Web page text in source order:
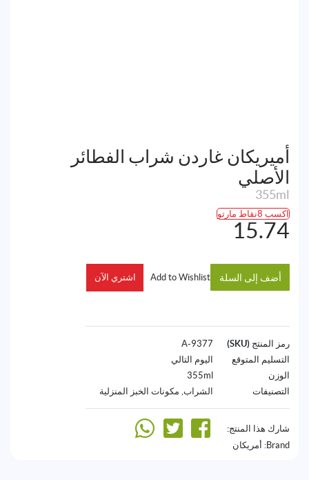
أميريكان غاردن شراب الفطائر
الأصلي
355ml
اكسب 8نقاط مارتو
15.74
أضف إلى السلة Add to Wishlist اشتري الآن
رمز المنتج (SKU)
9377-A
التسليم المتوقع
اليوم التالي
الوزن
355ml
التصنيفات
الشراب, مكونات الخبز المنزلية
شارك هذا المنتج:
Brand:
أمريكان